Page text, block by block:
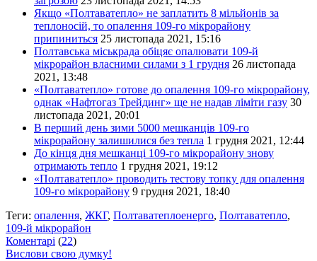
Якщо «Полтаватепло» не заплатить 8 мільйонів за
теплоносій, то опалення 109-го мікрорайону
припиниться 25 листопада 2021, 15:16
Полтавська міськрада обіцяє опалювати 109-й
мікрорайон власними силами з 1 грудня 26 листопада
2021, 13:48
«Полтаватепло» готове до опалення 109-го мікрорайону,
однак «Нафтогаз Трейдинг» ще не надав ліміти газу 30
листопада 2021, 20:01
В перший день зими 5000 мешканців 109-го
мікрорайону залишилися без тепла 1 грудня 2021, 12:44
До кінця дня мешканці 109-го мікрорайону знову
отримають тепло 1 грудня 2021, 19:12
«Полтаватепло» проводить тестову топку для опалення
109-го мікрорайону 9 грудня 2021, 18:40
Теги: опалення, ЖКГ, Полтаватеплоенерго, Полтаватепло,
109-й мікрорайон
Коментарі (22)
Вислови свою думку!